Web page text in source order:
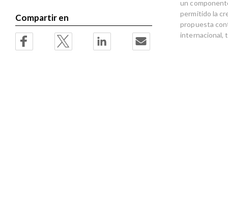
un
permitido la
propuesta
internacional,
Compartir en